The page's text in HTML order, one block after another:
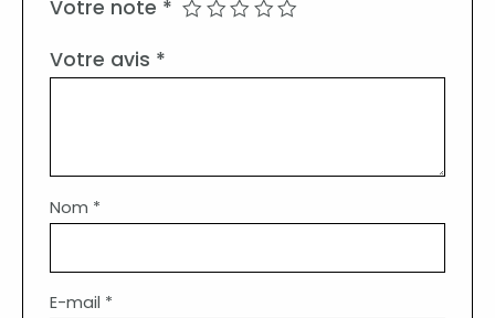
Votre note *
Votre avis *
Nom *
E-mail *